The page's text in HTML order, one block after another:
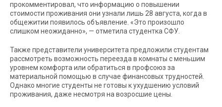
прокомментировал, что информацию о повышении
стоимости проживания они узнали лишь 28 августа, когда в
общежитии появилось объявление. «Это произошло
слишком неожиданно», — отметила студентка СФУ.
Также представители университета предложили студентам
рассмотреть возможность переезда в комнаты с меньшим
уровнем комфорта или обратиться в профсоюз за
материальной помощью в случае финансовых трудностей.
Однако многие студенты не готовы к ухудшению условий
проживания, даже несмотря на возросшие цены.